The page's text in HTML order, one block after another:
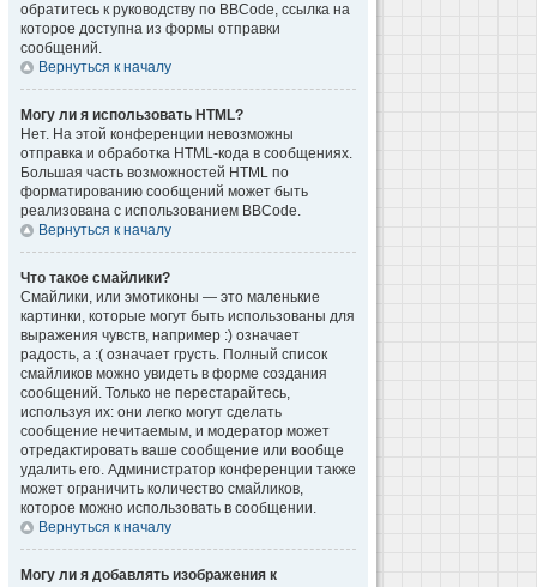
обратитесь к руководству по BBCode, ссылка на
которое доступна из формы отправки
сообщений.
Вернуться к началу
Могу ли я использовать HTML?
Нет. На этой конференции невозможны
отправка и обработка HTML-кода в сообщениях.
Большая часть возможностей HTML по
форматированию сообщений может быть
реализована с использованием BBCode.
Вернуться к началу
Что такое смайлики?
Смайлики, или эмотиконы — это маленькие
картинки, которые могут быть использованы для
выражения чувств, например :) означает
радость, а :( означает грусть. Полный список
смайликов можно увидеть в форме создания
сообщений. Только не перестарайтесь,
используя их: они легко могут сделать
сообщение нечитаемым, и модератор может
отредактировать ваше сообщение или вообще
удалить его. Администратор конференции также
может ограничить количество смайликов,
которое можно использовать в сообщении.
Вернуться к началу
Могу ли я добавлять изображения к